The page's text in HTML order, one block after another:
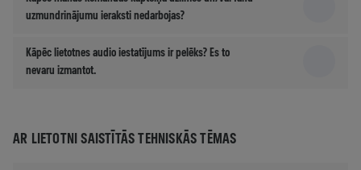
uzmundrinājumu ieraksti nedarbojas?
Kāpēc lietotnes audio iestatījums ir pelēks? Es to
nevaru izmantot.
AR LIETOTNI SAISTĪTĀS TEHNISKĀS TĒMAS